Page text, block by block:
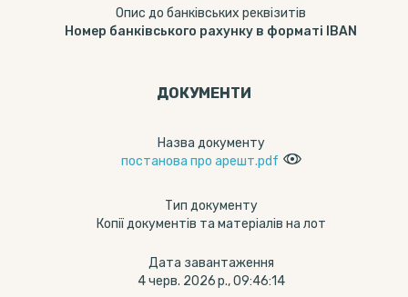
Опис до банківських реквізитів
Номер банківського рахунку в форматі IBAN
ДОКУМЕНТИ
Назва документу
постанова про арешт.pdf
Тип документу
Копії документів та матеріалів на лот
Дата завантаження
4 черв. 2026 р., 09:46:14